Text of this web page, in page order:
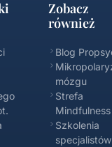
Zobacz
również
Blog
mózgu
Strefa
Mindfulness
Szkolenia
specjalistów